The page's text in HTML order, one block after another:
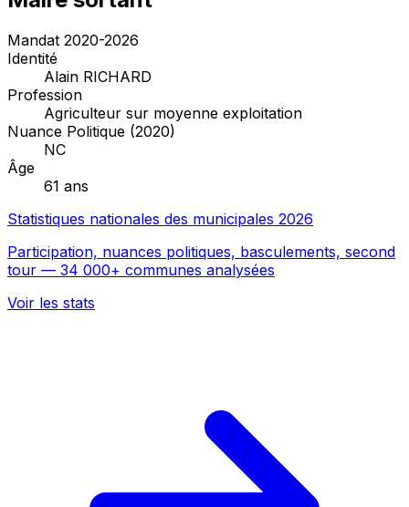
Mandat 2020-2026
Identité
Alain RICHARD
Profession
Agriculteur sur moyenne exploitation
Nuance Politique (2020)
NC
Âge
61 ans
Statistiques nationales des municipales 2026
Participation, nuances politiques, basculements, second
tour — 34 000+ communes analysées
Voir les stats